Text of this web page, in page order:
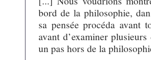
bord de la philosophie,
sa pensée procéda avant
avant d’examiner
un pas hors de la